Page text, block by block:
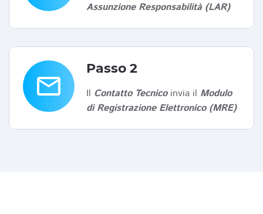
Assunzione Responsabilità (LAR)
email
Passo 2
Il Contatto Tecnicoinvia il Modulo
di Registrazione Elettronico (MRE)